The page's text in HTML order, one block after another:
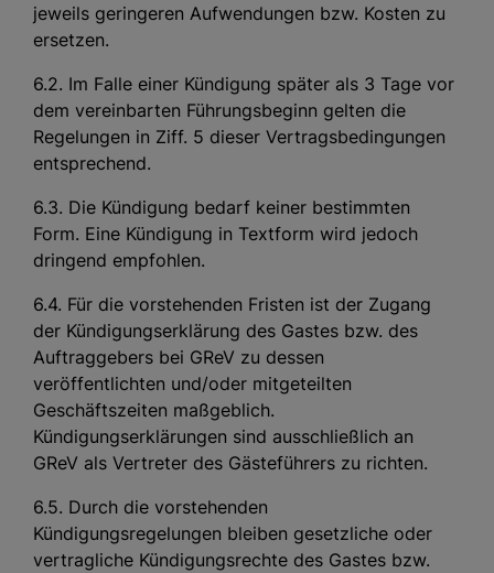
jeweils geringeren Aufwendungen bzw. Kosten zu
ersetzen.
6.2. Im Falle einer Kündigung später als 3 Tage vor
dem vereinbarten Führungsbeginn gelten die
Regelungen in Ziff. 5 dieser Vertragsbedingungen
entsprechend.
6.3. Die Kündigung bedarf keiner bestimmten
Form. Eine Kündigung in Textform wird jedoch
dringend empfohlen.
6.4. Für die vorstehenden Fristen ist der Zugang
der Kündigungserklärung des Gastes bzw. des
Auftraggebers bei GReV zu dessen
veröffentlichten und/oder mitgeteilten
Geschäftszeiten maßgeblich.
Kündigungserklärungen sind ausschließlich an
GReV als Vertreter des Gästeführers zu richten.
6.5. Durch die vorstehenden
Kündigungsregelungen bleiben gesetzliche oder
vertragliche Kündigungsrechte des Gastes bzw.